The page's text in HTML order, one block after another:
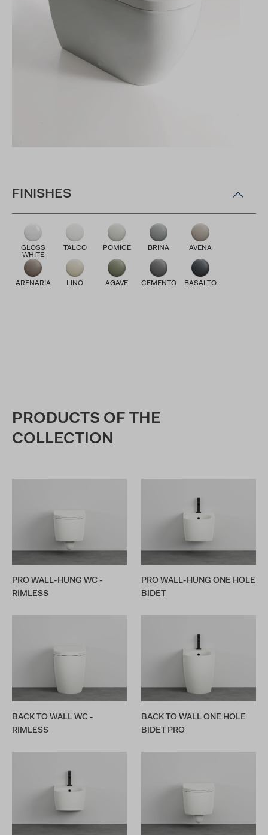
FINISHES
GLOSS
WHITE
TALCO POMICE BRINA AVENA
ARENARIA LINO AGAVE CEMENTO BASALTO
PRODUCTS OF THE
COLLECTION
PRO WALL-HUNG WC -
RIMLESS
PRO WALL-HUNG ONE HOLE
BIDET
BACK TO WALL WC -
RIMLESS
BACK TO WALL ONE HOLE
BIDET PRO